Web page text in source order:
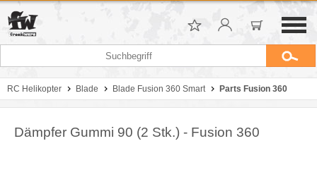
RC Helikopter Blade Blade Fusion 360 Smart Parts Fusion 360
Dämpfer Gummi 90 (2 Stk.) - Fusion 360